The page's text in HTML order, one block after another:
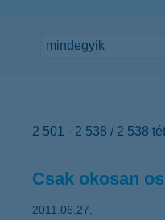
2 501 - 2 538 / 2 538
Csak okosan
2011.06.27.